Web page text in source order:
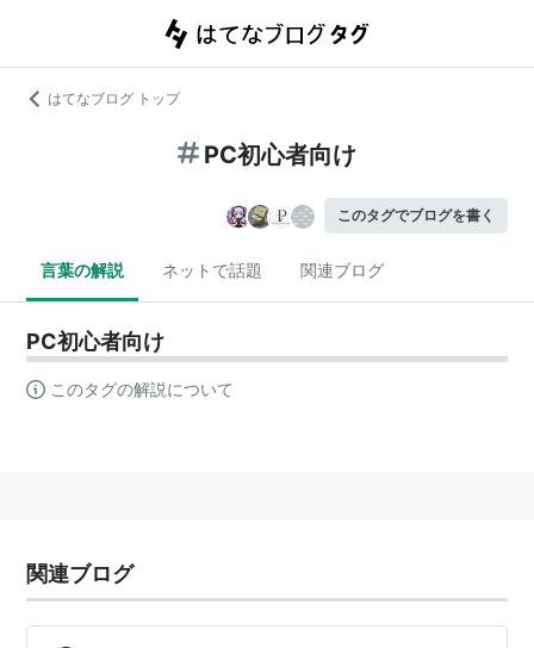
はてなブログ トップ
PC初心者向け
このタグでブログを書く
言葉の解説 ネットで話題 関連ブログ
PC初心者向け
このタグの解説について
関連ブログ